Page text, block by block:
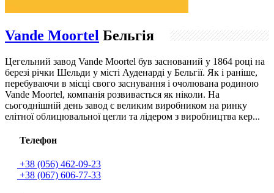
Vande Moortel Бельгія
Цегельний завод Vande Moortel був заснований у 1864 році на
березі річки Шельди у місті Ауденарді у Бельгії. Як і раніше,
перебуваючи в місці свого заснування і очолювана родиною
Vande Moortel, компанія розвивається як ніколи. На
сьогоднішній день завод є великим виробником на ринку
елітної облицювальної цегли та лідером з виробництва кер...
Телефон
+38 (056) 462-09-23
+38 (067) 606-77-33